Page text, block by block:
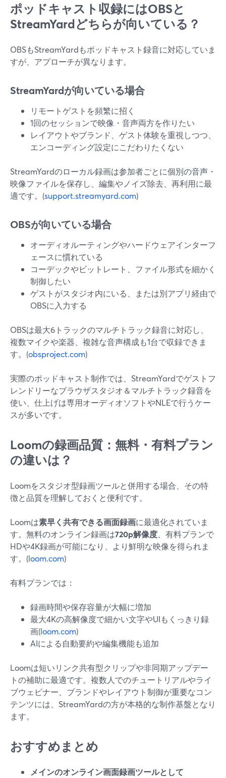
ポッドキャスト収録にはOBSと
StreamYardどちらが向いている？
OBSもStreamYardもポッドキャスト録音に対応していま
すが、アプローチが異なります。
StreamYardが向いている場合
リモートゲストを頻繁に招く
1回のセッションで映像・音声両方を作りたい
レイアウトやブランド、ゲスト体験を重視しつつ、
エンコーディング設定にこだわりたくない
StreamYardのローカル録画は参加者ごとに個別の音声・
映像ファイルを保存し、編集やノイズ除去、再利用に最
適です。(support.streamyard.com)
OBSが向いている場合
オーディオルーティングやハードウェアインターフ
ェースに慣れている
コーデックやビットレート、ファイル形式を細かく
制御したい
ゲストがスタジオ内にいる、または別アプリ経由で
OBSに入力する
OBSは最大6トラックのマルチトラック録音に対応し、
複数マイクや楽器、複雑な音声構成も1台で収録できま
す。(obsproject.com)
実際のポッドキャスト制作では、StreamYardでゲストフ
レンドリーなブラウザスタジオ＆マルチトラック録音を
使い、仕上げは専用オーディオソフトやNLEで行うケー
スが多いです。
Loomの録画品質：無料・有料プラン
の違いは？
Loomをスタジオ型録画ツールと併用する場合、その特
徴と品質を理解しておくと便利です。
Loomは素早く共有できる画面録画に最適化されていま
す。無料のオンライン録画は720p解像度 、有料プランで
HDや4K録画が可能になり、より鮮明な映像を得られま
す。(loom.com)
有料プランでは：
録画時間や保存容量が大幅に増加
最大4Kの高解像度で細かい文字やUIもくっきり録
画(loom.com)
AIによる自動要約や編集機能も追加
Loomは短いリンク共有型クリップや非同期アップデー
トの補助に最適です。複数人でのチュートリアルやライ
ブウェビナー、ブランドやレイアウト制御が重要なコン
テンツには、StreamYardの方が本格的な制作基盤となり
ます。
おすすめまとめ
メインのオンライン画面録画ツールとして